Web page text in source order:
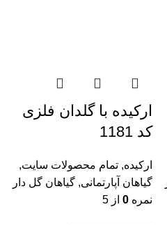
ارکیده با گلدان فلزی
کد 1181
ارکیده, تمام محصولات سایت,
گیاهان آپارتمانی, گیاهان گل دار
نمره 0 از 5